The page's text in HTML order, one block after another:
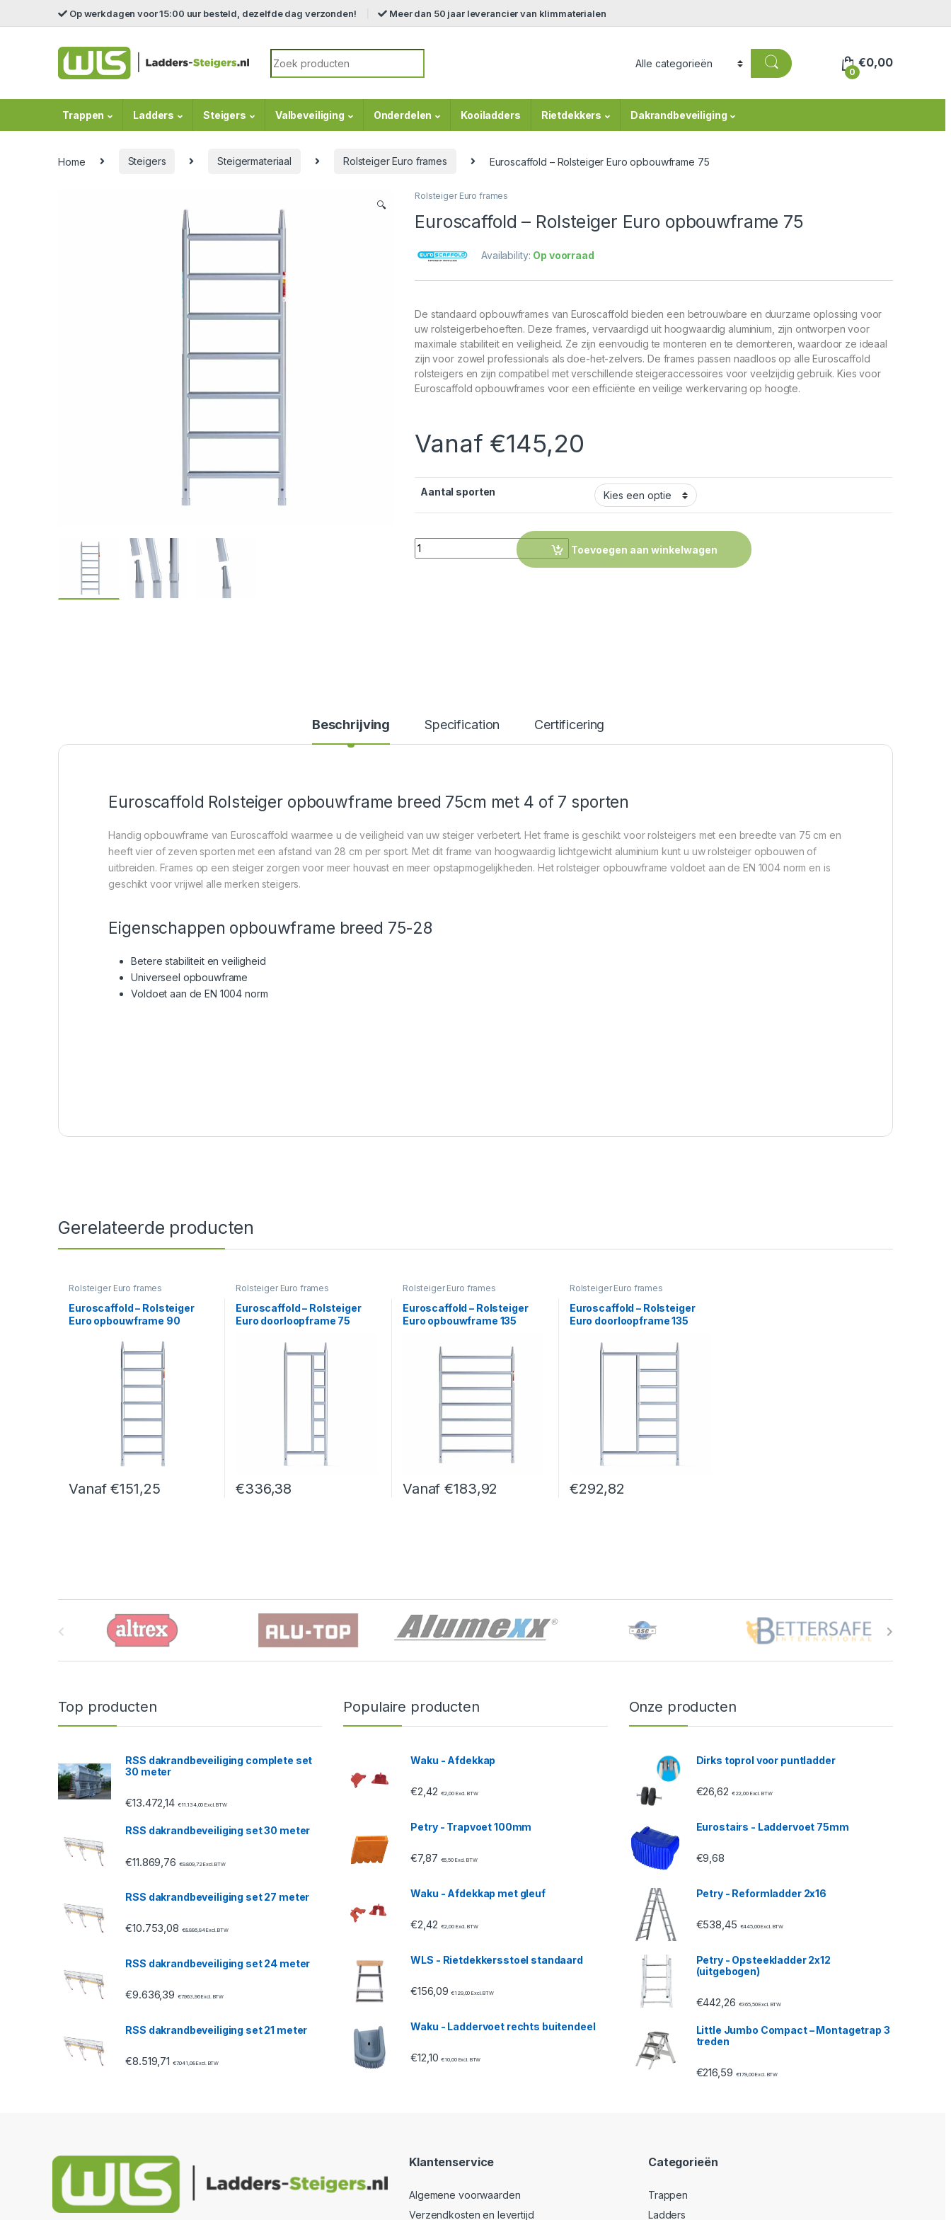
Skip to navigation
Skip to content Op werkdagen voor 15:00 uur besteld, dezelfde dag verzonden! Meer dan 50 jaar leverancier van klimmaterialen
Search for:
0
€0,00
Trappen Ladders Steigers Valbeveiliging Onderdelen Kooiladders Rietdekkers Dakrandbeveiliging
Home Steigers Steigermateriaal Rolsteiger Euro frames Euroscaffold – Rolsteiger Euro opbouwframe 75
🔍
Rolsteiger Euro frames
Euroscaffold – Rolsteiger Euro opbouwframe 75
Availability: Op voorraad
De standaard opbouwframes van Euroscaffold bieden een betrouwbare en duurzame oplossing voor
uw rolsteigerbehoeften. Deze frames, vervaardigd uit hoogwaardig aluminium, zijn ontworpen voor
maximale stabiliteit en veiligheid. Ze zijn eenvoudig te monteren en te demonteren, waardoor ze ideaal
zijn voor zowel professionals als doe-het-zelvers. De frames passen naadloos op alle Euroscaffold
rolsteigers en zijn compatibel met verschillende steigeraccessoires voor veelzijdig gebruik. Kies voor
Euroscaffold opbouwframes voor een efficiënte en veilige werkervaring op hoogte.
Vanaf €145,20
Aantal sporten
Quantity
Toevoegen aan winkelwagen
Beschrijving Specification Certificering
Euroscaffold Rolsteiger opbouwframe breed 75cm met 4 of 7 sporten
Handig opbouwframe van Euroscaffold waarmee u de veiligheid van uw steiger verbetert. Het frame is geschikt voor rolsteigers met een breedte van 75 cm en
heeft vier of zeven sporten met een afstand van 28 cm per sport. Met dit frame van hoogwaardig lichtgewicht aluminium kunt u uw rolsteiger opbouwen of
uitbreiden. Frames op een steiger zorgen voor meer houvast en meer opstapmogelijkheden. Het rolsteiger opbouwframe voldoet aan de EN 1004 norm en is
geschikt voor vrijwel alle merken steigers.
Eigenschappen opbouwframe breed 75-28
Betere stabiliteit en veiligheid
Universeel opbouwframe
Voldoet aan de EN 1004 norm
Gerelateerde producten
Rolsteiger Euro frames
Euroscaffold – Rolsteiger
Euro opbouwframe 90
Vanaf €151,25
Rolsteiger Euro frames
Euroscaffold – Rolsteiger
Euro doorloopframe 75
€336,38
Rolsteiger Euro frames
Euroscaffold – Rolsteiger
Euro opbouwframe 135
Vanaf €183,92
Rolsteiger Euro frames
Euroscaffold – Rolsteiger
Euro doorloopframe 135
€292,82
Top producten
RSS dakrandbeveiliging complete set
30 meter
€13.472,14 €11.134,00 Excl. BTW
RSS dakrandbeveiliging set 30 meter
€11.869,76 €9.809,72Excl. BTW
RSS dakrandbeveiliging set 27 meter
€10.753,08 €8.886,84Excl. BTW
RSS dakrandbeveiliging set 24 meter
€9.636,39 €7.963,96Excl. BTW
RSS dakrandbeveiliging set 21 meter
€8.519,71 €7.041,08Excl. BTW
Populaire producten
Waku - Afdekkap
€2,42 €2,00Excl. BTW
Petry - Trapvoet 100mm
€7,87 €6,50Excl. BTW
Waku - Afdekkap met gleuf
€2,42 €2,00Excl. BTW
WLS - Rietdekkersstoel standaard
€156,09 €129,00 Excl. BTW
Waku - Laddervoet rechts buitendeel
€12,10 €10,00Excl. BTW
Onze producten
Dirks toprol voor puntladder
€26,62 €22,00Excl. BTW
Eurostairs - Laddervoet 75mm
€9,68
Petry - Reformladder 2x16
€538,45 €445,00Excl. BTW
Petry - Opsteekladder 2x12
(uitgebogen)
€442,26 €365,50Excl. BTW
Little Jumbo Compact – Montagetrap 3
treden
€216,59 €179,00Excl. BTW
Klantenservice
Algemene voorwaarden
Verzendkosten en levertijd
Categorieën
Trappen
Ladders